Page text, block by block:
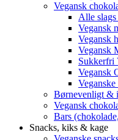
Vegansk
Alle
Vegansk
Vegansk
Vegansk
Sukkerfri
Vegansk
Børnevenligt &
Vegansk
Bars
Snacks, kiks & kage